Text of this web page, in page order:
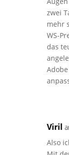
zwei
mehr
WS-
das
Viril
Also